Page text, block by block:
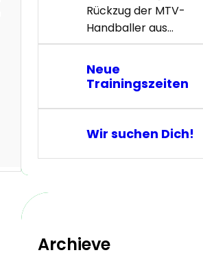
Rückzug der MTV-
Handballer aus…
Neue
Trainingszeiten
Wir suchen Dich!
Archieve